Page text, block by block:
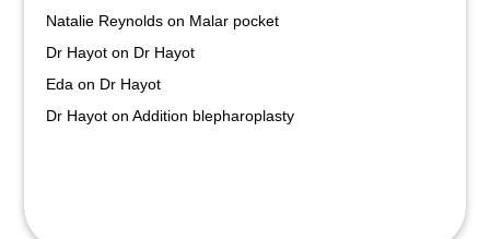
Natalie Reynolds on Malar pocket
Dr Hayot on Dr Hayot
Eda on Dr Hayot
Dr Hayot onAddition blepharoplasty